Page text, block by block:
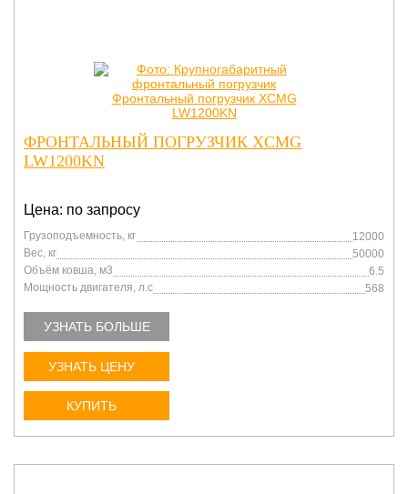
ФРОНТАЛЬНЫЙ ПОГРУЗЧИК XCMG
LW1200KN
Цена: по запросу
Грузоподъемность, кг
12000
Вес, кг
50000
Объём ковша, м3
6.5
Мощность двигателя, л.с
568
УЗНАТЬ БОЛЬШЕ
УЗНАТЬ ЦЕНУ
КУПИТЬ